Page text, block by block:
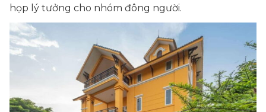
họp lý tưởng cho nhóm đông người.